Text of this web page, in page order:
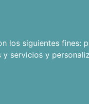
los siguientes fines:
servicios y